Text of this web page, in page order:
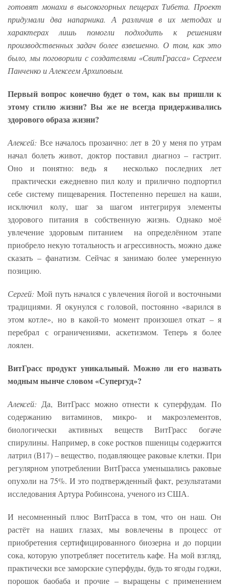
готовят монахи в высокогорных пещерах Тибета. Проект
придумали два напарника. А различия в их методах и
характерах лишь помогли подходить к решениям
производственных задач более взвешенно. О том, как это
было, мы поговорили с создателями «СвитГрасса» Сергеем
Панченко и Алексеем Архиповым.
Первый вопрос конечно будет о том, как вы пришли к
этому стилю жизни? Вы же не всегда придерживались
здорового образа жизни?
Алексей: Все началось прозаично: лет в 20 у меня по утрам
начал болеть живот, доктор поставил диагноз – гастрит.
Оно и понятно: ведь я несколько последних лет
практически ежедневно пил колу и прилично подпортил
себе систему пищеварения. Постепенно перешел на каши,
исключил колу, шаг за шагом интегрируя элементы
здорового питания в собственную жизнь. Однако моё
увлечение здоровым питанием на определённом этапе
приобрело некую тотальность и агрессивность, можно даже
сказать – фанатизм. Сейчас я занимаю более умеренную
позицию.
Сергей: Мой путь начался с увлечения йогой и восточными
традициями. Я окунулся с головой, постоянно «варился в
этом котле», но в какой-то момент произошел откат – я
перебрал с ограничениями, аскетизмом. Теперь я более
лоялен.
ВитГрасс продукт уникальный. Можно ли его назвать
модным нынче словом «Супергуд»?
Алексей: Да, ВитГрасс можно отнести к суперфудам. По
содержанию витаминов, микро- и макроэлементов,
биологически активных веществ ВитГрасс богаче
спирулины. Например, в соке ростков пшеницы содержится
латрил (В17) – вещество, подавляющее раковые клетки. При
регулярном употреблении ВитГрасса уменьшались раковые
опухоли на 75%. И это подтвержденный факт, результатами
исследования Артура Робинсона, ученого из США.
И несомненный плюс ВитГрасса в том, что он наш. Он
растёт на наших глазах, мы вовлечены в процесс от
приобретения сертифицированного биозерна и до порции
сока, которую употребляет посетитель кафе. На мой взгляд,
практически все заморские суперфуды, будь то ягоды годжи,
порошок баобаба и прочие – выращены с применением